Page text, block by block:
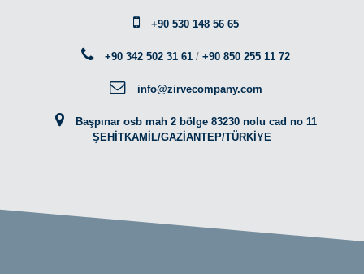
+90 530 148 56 65
+90 342 502 31 61 /+90 850 255 11 72
info@zirvecompany.com
Başpınar osb mah 2 bölge 83230 nolu cad no 11
ŞEHİTKAMİL/GAZİANTEP/TÜRKİYE